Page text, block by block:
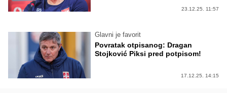
23.12.25. 11:57
Glavni je favorit
Povratak otpisanog: Dragan
Stojković Piksi pred potpisom!
17.12.25. 14:15